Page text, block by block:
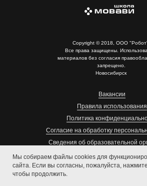
Мы собираем файлы cookies для
сайта. Если вы согласны, пожалуйста,
чтобы продолжить.
Вакансии
Правила использования
Политика
Согласие на обработку
Сведения об образовательной
Copyright © 2018, ООО
Все права защищены.
материалов без согласия
запрещено.
Новосибирск